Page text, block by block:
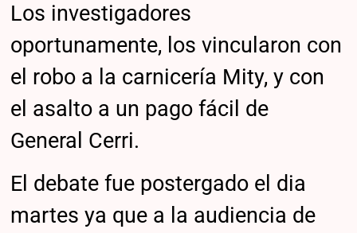
Los investigadores
oportunamente, los vincularon con
el robo a la carnicería Mity, y con
el asalto a un pago fácil de
General Cerri.
El debate fue postergado el dia
martes ya que a la audiencia de